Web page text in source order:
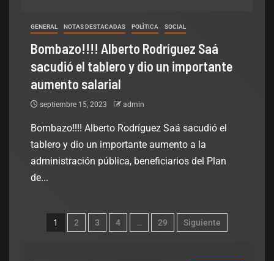
GENERAL NOTAS DESTACADAS POLÌTICA SOCIAL
Bombazo!!!! Alberto Rodríguez Saá
sacudió el tablero y dio un importante
aumento salarial
septiembre 15, 2023 admin
Bombazo!!!! Alberto Rodríguez Saá sacudió el
tablero y dio un importante aumento a la
administración pública, beneficiarios del Plan
de...
1 2 3 4 … 29 Siguiente